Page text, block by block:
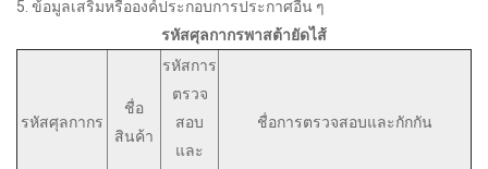
5. ข้อมูลเสริมหรือองค์ประกอบการประกาศอื่น ๆ
รหัสศุลกากรพาสต้ายัดไส้
รหัสศุลกากร
ชื่อ
สินค้า
รหัสการ
ตรวจ
สอบ
และ
ชื่อการตรวจสอบและกักกัน